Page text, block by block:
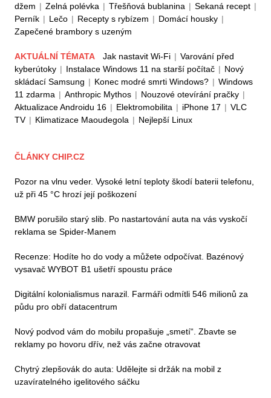
džem | Zelná polévka | Třešňová bublanina | Sekaná recept |
Perník | Lečo | Recepty s rybízem | Domácí housky |
Zapečené brambory s uzeným
AKTUÁLNÍ TÉMATA Jak nastavit Wi-Fi | Varování před
kyberútoky | Instalace Windows 11 na starší počítač | Nový
skládací Samsung | Konec modré smrti Windows? | Windows
11 zdarma | Anthropic Mythos | Nouzové otevírání pračky |
Aktualizace Androidu 16 | Elektromobilita | iPhone 17 | VLC
TV | Klimatizace Maoudegola | Nejlepší Linux
ČLÁNKY CHIP.CZ
Pozor na vlnu veder. Vysoké letní teploty škodí baterii telefonu,
už při 45 °C hrozí její poškození
BMW porušilo starý slib. Po nastartování auta na vás vyskočí
reklama se Spider-Manem
Recenze: Hodíte ho do vody a můžete odpočívat. Bazénový
vysavač WYBOT B1 ušetří spoustu práce
Digitální kolonialismus narazil. Farmáři odmítli 546 milionů za
půdu pro obří datacentrum
Nový podvod vám do mobilu propašuje „smetí“. Zbavte se
reklamy po hovoru dřív, než vás začne otravovat
Chytrý zlepšovák do auta: Udělejte si držák na mobil z
uzavíratelného igelitového sáčku